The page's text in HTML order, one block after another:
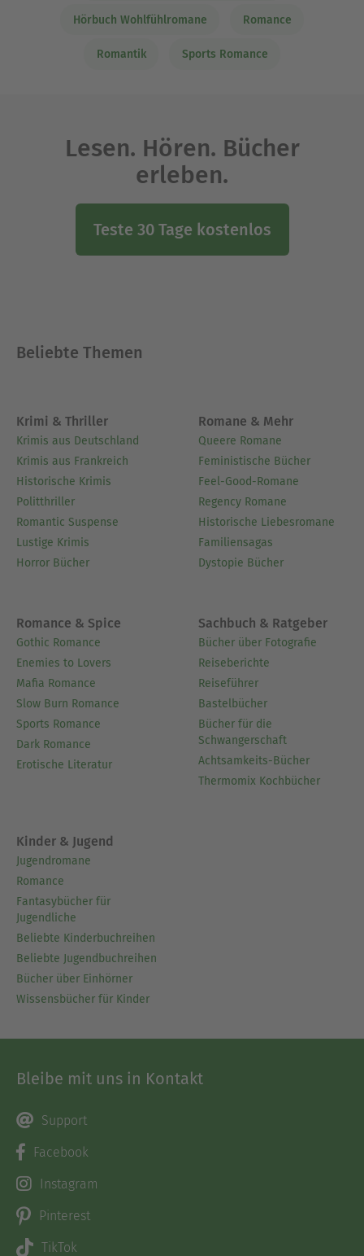
Hörbuch Wohlfühlromane Romance
Romantik Sports Romance
Lesen. Hören. Bücher
erleben.
Teste 30 Tage kostenlos
Beliebte Themen
Krimi & Thriller
Krimis aus Deutschland
Krimis aus Frankreich
Historische Krimis
Politthriller
Romantic Suspense
Lustige Krimis
Horror Bücher
Romane & Mehr
Queere Romane
Feministische Bücher
Feel-Good-Romane
Regency Romane
Historische Liebesromane
Familiensagas
Dystopie Bücher
Romance & Spice
Gothic Romance
Enemies to Lovers
Mafia Romance
Slow Burn Romance
Sports Romance
Dark Romance
Erotische Literatur
Sachbuch & Ratgeber
Bücher über Fotografie
Reiseberichte
Reiseführer
Bastelbücher
Bücher für die
Schwangerschaft
Achtsamkeits-Bücher
Thermomix Kochbücher
Kinder & Jugend
Jugendromane
Romance
Fantasybücher für
Jugendliche
Beliebte Kinderbuchreihen
Beliebte Jugendbuchreihen
Bücher über Einhörner
Wissensbücher für Kinder
Bleibe mit uns in Kontakt
Support
Facebook
Instagram
Pinterest
TikTok